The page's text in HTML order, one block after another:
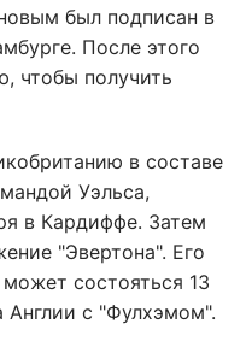
был подписан в
После этого
чтобы получить
в составе
Уэльса,
в Кардиффе. Затем
"Эвертона". Его
состояться 13
Англии с "Фулхэмом".